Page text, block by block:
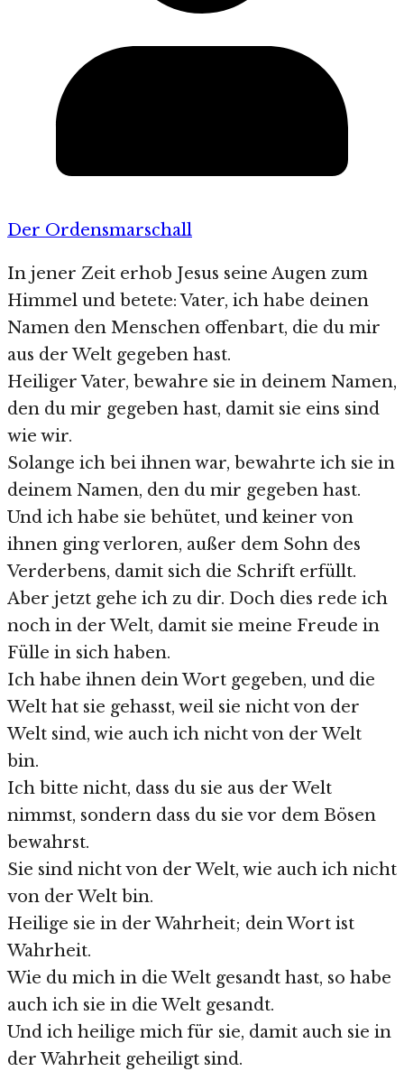
Der Ordensmarschall
In jener Zeit erhob Jesus seine Augen zum
Himmel und betete: Vater, ich habe deinen
Namen den Menschen offenbart, die du mir
aus der Welt gegeben hast.
Heiliger Vater, bewahre sie in deinem Namen,
den du mir gegeben hast, damit sie eins sind
wie wir.
Solange ich bei ihnen war, bewahrte ich sie in
deinem Namen, den du mir gegeben hast.
Und ich habe sie behütet, und keiner von
ihnen ging verloren, außer dem Sohn des
Verderbens, damit sich die Schrift erfüllt.
Aber jetzt gehe ich zu dir. Doch dies rede ich
noch in der Welt, damit sie meine Freude in
Fülle in sich haben.
Ich habe ihnen dein Wort gegeben, und die
Welt hat sie gehasst, weil sie nicht von der
Welt sind, wie auch ich nicht von der Welt
bin.
Ich bitte nicht, dass du sie aus der Welt
nimmst, sondern dass du sie vor dem Bösen
bewahrst.
Sie sind nicht von der Welt, wie auch ich nicht
von der Welt bin.
Heilige sie in der Wahrheit; dein Wort ist
Wahrheit.
Wie du mich in die Welt gesandt hast, so habe
auch ich sie in die Welt gesandt.
Und ich heilige mich für sie, damit auch sie in
der Wahrheit geheiligt sind.